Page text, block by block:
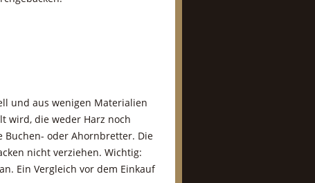
und aus wenigen Materialien
wird, die weder Harz noch
oder Ahornbretter. Die
nicht verziehen. Wichtig:
Ein Vergleich vor dem Einkauf